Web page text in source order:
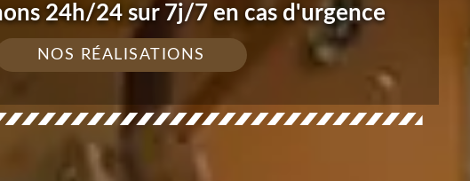
24h/24 sur 7j/7 en cas d'urgence
NOS RÉALISATIONS